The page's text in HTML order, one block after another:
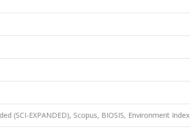
(SCI-EXPANDED), Scopus, BIOSIS, Environment Index